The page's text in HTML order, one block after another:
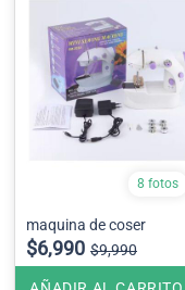
8 fotos
maquina de coser
$6,990 $9,990